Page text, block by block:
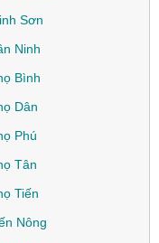
Sơn
Ninh
Bình
Dân
Phú
Tân
Tiến
Nông